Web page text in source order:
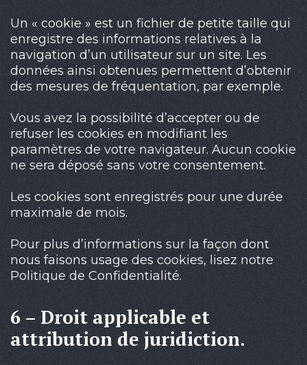
Un « cookie » est un fichier de petite taille qui
enregistre des informations relatives à la
navigation d’un utilisateur sur un site. Les
données ainsi obtenues permettent d’obtenir
des mesures de fréquentation, par exemple.
Vous avez la possibilité d’accepter ou de
refuser les cookies en modifiant les
paramètres de votre navigateur. Aucun cookie
ne sera déposé sans votre consentement.
Les cookies sont enregistrés pour une durée
maximale de mois.
Pour plus d’informations sur la façon dont
nous faisons usage des cookies, lisez notre
Politique de Confidentialité.
6 – Droit applicable et
attribution de juridiction.